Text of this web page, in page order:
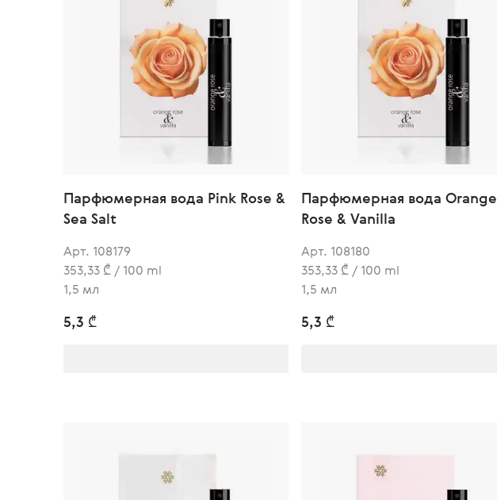
Парфюмерная вода Pink Rose &
Sea Salt
Арт. 108179
353,33 ₾ / 100 ml
1,5 мл
5,3 ₾
Парфюмерная вода Orange
Rose & Vanilla
Арт. 108180
353,33 ₾ / 100 ml
1,5 мл
5,3 ₾